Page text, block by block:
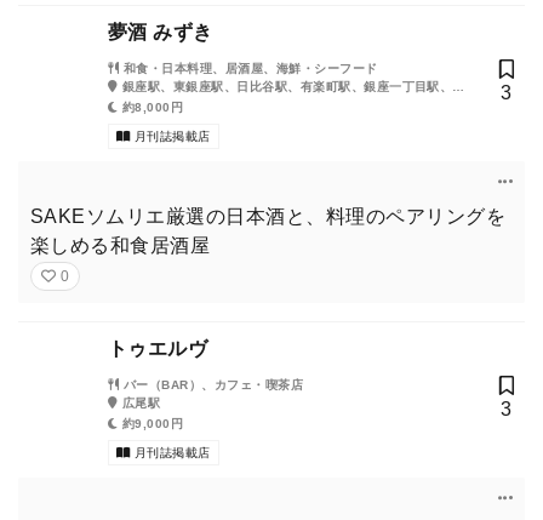
夢酒 みずき
和食・日本料理、居酒屋、海鮮・シーフード
銀座駅、東銀座駅、日比谷駅、有楽町駅、銀座一丁目駅、新
橋駅、内幸町駅、築地市場駅、汐留駅
約8,000円
月刊誌掲載店
3
SAKEソムリエ厳選の日本酒と、料理のペアリングを
楽しめる和食居酒屋
0
トゥエルヴ
バー（BAR）、カフェ・喫茶店
広尾駅
約9,000円
月刊誌掲載店
3